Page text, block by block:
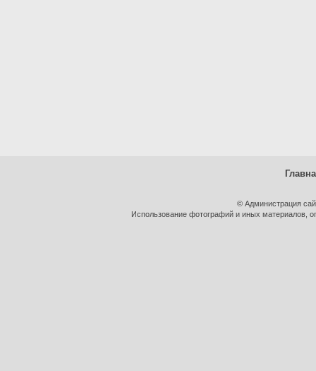
© Администрация
Использование фотографий и иных материалов,